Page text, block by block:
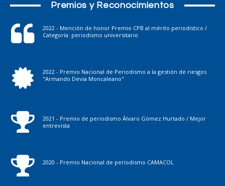
Premios y Reconocimientos
2022 - Mención de honor Premio CPB al mérito periodístico /
Categoría: periodismo universitario
2022 - Premio Nacional de Periodismo a la gestión de riesgos
"Armando Devia Moncaleano"
2021 - Premio de periodismo Álvaro Gómez Hurtado / Mejor
entrevista
2020 - Premio Nacional de periodismo CAMACOL